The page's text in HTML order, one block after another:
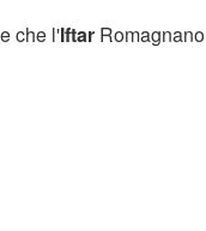
che l'Iftar Romagnano